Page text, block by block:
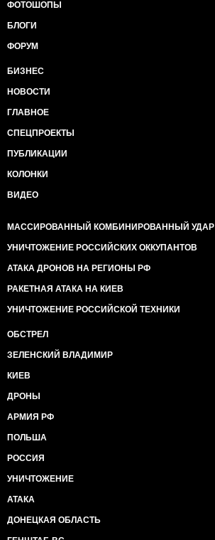
ФОТОШОПЫ
БЛОГИ
ФОРУМ
БИЗНЕС
НОВОСТИ
ГЛАВНОЕ
СПЕЦПРОЕКТЫ
ПУБЛИКАЦИИ
КОЛОНКИ
ВИДЕО
МАССИРОВАННЫЙ КОМБИНИРОВАННЫЙ УДАР
УНИЧТОЖЕНИЕ РОССИЙСКИХ ОККУПАНТОВ
АТАКА ДРОНОВ НА РЕГИОНЫ РФ
РАКЕТНАЯ АТАКА НА КИЕВ
УНИЧТОЖЕНИЕ РОССИЙСКОЙ ТЕХНИКИ
ОБСТРЕЛ
ЗЕЛЕНСКИЙ ВЛАДИМИР
КИЕВ
ДРОНЫ
АРМИЯ РФ
ПОЛЬША
РОССИЯ
УНИЧТОЖЕНИЕ
АТАКА
ДОНЕЦКАЯ ОБЛАСТЬ